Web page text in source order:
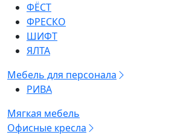
ФЁСТ
ФРЕСКО
ШИФТ
ЯЛТА
Мебель для персонала
РИВА
Мягкая мебель
Офисные кресла